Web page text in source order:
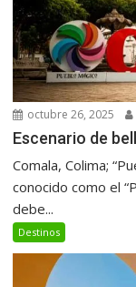
octubre 26, 2025
Escenario de
Comala, Colima;
conocido como el
debe...
Destinos